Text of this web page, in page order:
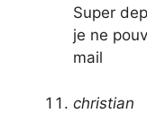
Super
je ne
mail
christian